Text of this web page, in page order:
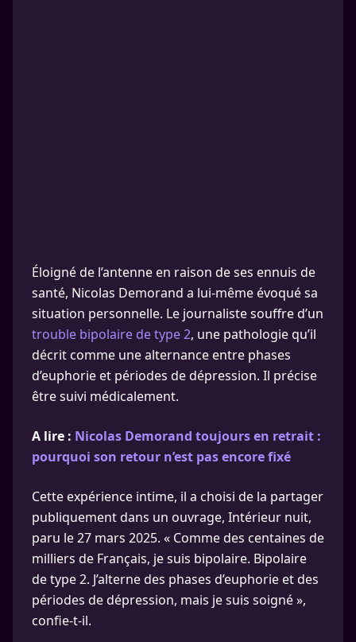
Éloigné de l’antenne en raison de ses ennuis de
santé, Nicolas Demorand a lui-même évoqué sa
situation personnelle. Le journaliste souffre d’un
trouble bipolaire de type 2, une pathologie qu’il
décrit comme une alternance entre phases
d’euphorie et périodes de dépression. Il précise
être suivi médicalement.
A lire : Nicolas Demorand toujours en retrait :
pourquoi son retour n’est pas encore fixé
Cette expérience intime, il a choisi de la partager
publiquement dans un ouvrage, Intérieur nuit,
paru le 27 mars 2025. « Comme des centaines de
milliers de Français, je suis bipolaire. Bipolaire
de type 2. J’alterne des phases d’euphorie et des
périodes de dépression, mais je suis soigné »,
confie-t-il.